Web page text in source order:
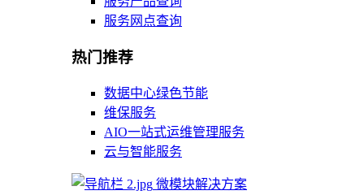
服务网点查询
热门推荐
数据中心绿色节能
维保服务
AIO一站式运维管理服务
云与智能服务
微模块解决方案